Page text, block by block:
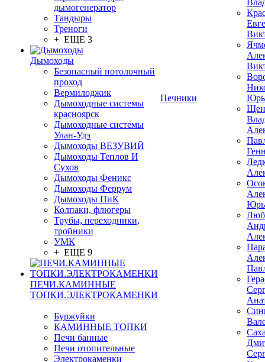
дымогенератор
Тандыры
Треноги
+ ЕЩЕ 3
Дымоходы
Безопасный потолочный
проход
Вермилоджик
Дымоходные системы
красноярск
Дымоходные системы
Улан-Удэ
Дымоходы ВЕЗУВИЙ
Дымоходы Теплов И
Сухов
Дымоходы Феникс
Дымоходы Феррум
Дымоходы ПиК
Колпаки, флюгеры
Трубы, переходники,
тройники
УМК
+ ЕЩЕ 9
ПЕЧИ.КАМИННЫЕ
ТОПКИ.ЭЛЕКТРОКАМЕНКИ
Буржуйки
КАМИННЫЕ ТОПКИ
Печи банные
Печи отопительные
Электрокаменки
Печники